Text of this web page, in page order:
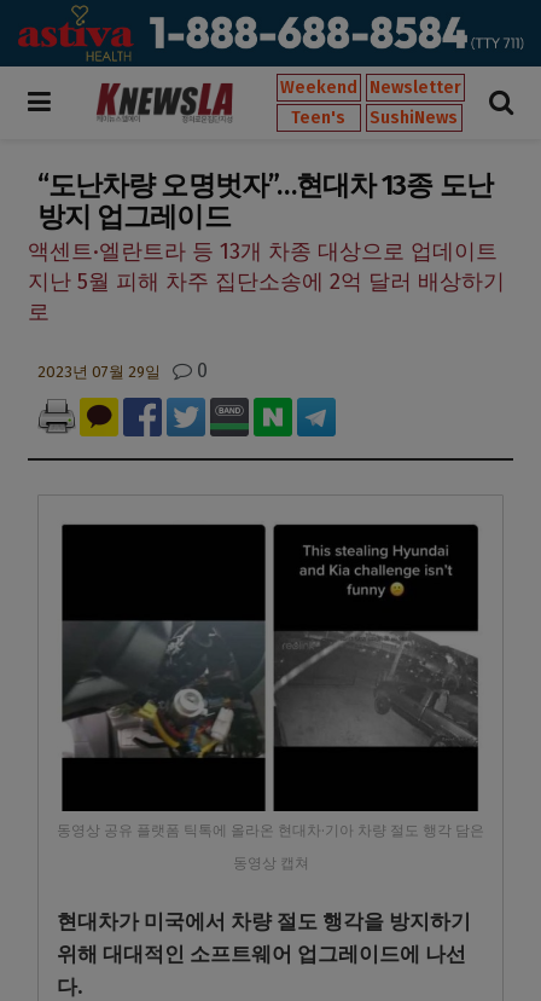
Weekend
Newsletter
Teen's
SushiNews
“도난차량 오명벗자”…현대차 13종 도난
방지 업그레이드
액센트·엘란트라 등 13개 차종 대상으로 업데이트
지난 5월 피해 차주 집단소송에 2억 달러 배상하기
로
2023년 07월 29일 0
동영상 공유 플랫폼 틱톡에 올라온 현대차·기아 차량 절도 행각 담은
동영상 캡쳐
현대차가 미국에서 차량 절도 행각을 방지하기
위해 대대적인 소프트웨어 업그레이드에 나선
다.